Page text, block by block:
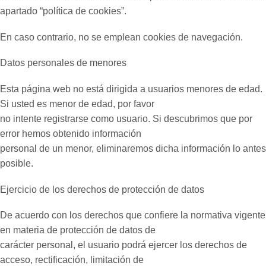
apartado “política de cookies”.
En caso contrario, no se emplean cookies de navegación.
Datos personales de menores
Esta página web no está dirigida a usuarios menores de edad.
Si usted es menor de edad, por favor
no intente registrarse como usuario. Si descubrimos que por
error hemos obtenido información
personal de un menor, eliminaremos dicha información lo antes
posible.
Ejercicio de los derechos de protección de datos
De acuerdo con los derechos que confiere la normativa vigente
en materia de protección de datos de
carácter personal, el usuario podrá ejercer los derechos de
acceso, rectificación, limitación de